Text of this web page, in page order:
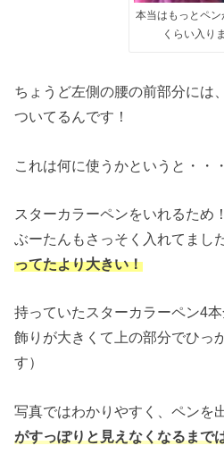
本当はもっとペン
くらい入り
ちょうど左側の腰の前部分には、
ついてるんです！
これは何に使うかというと・・・
スターカラーペンをいれるため
ぶーたんもさっそく入れてまし
ってたより大きい！
持っていたスターカラーペン4
飾りが大きくて上の部分でひっ
す）
写真ではわかりやすく、ペンを
がすっぽりと見えなくなるまで